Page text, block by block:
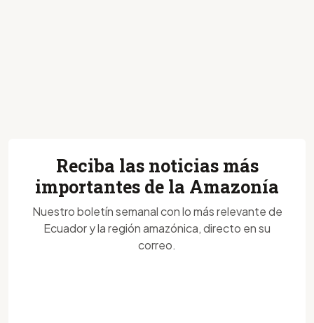
Reciba las noticias más
importantes de la Amazonía
Nuestro boletín semanal con lo más relevante de
Ecuador y la región amazónica, directo en su
correo.